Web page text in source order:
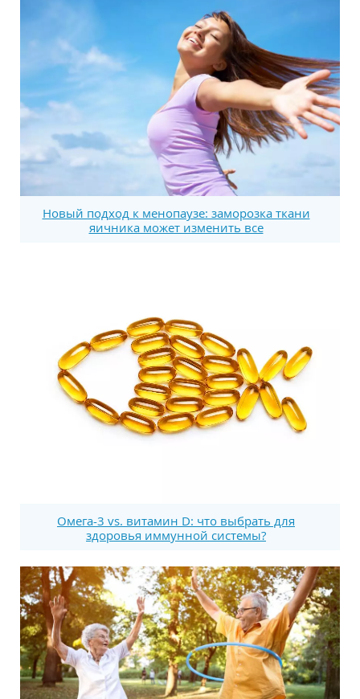
Новый подход к менопаузе: заморозка ткани
яичника может изменить все
Омега-3 vs. витамин D: что выбрать для
здоровья иммунной системы?